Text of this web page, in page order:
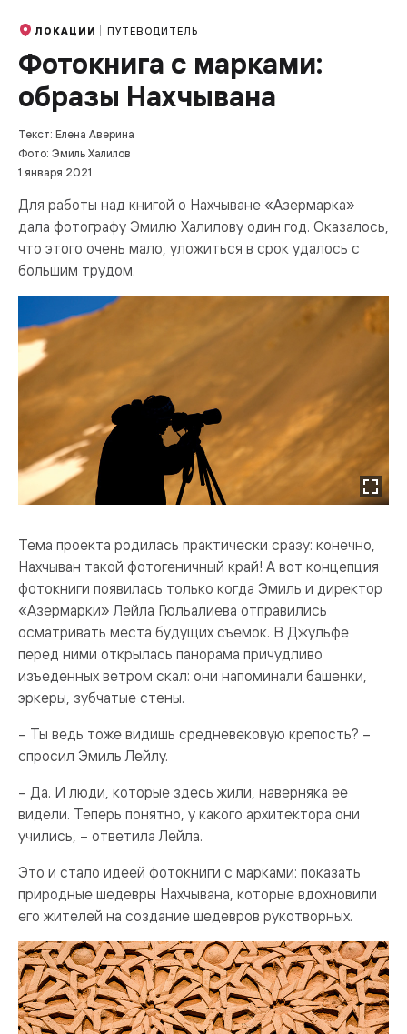
ЛОКАЦИИ ПУТЕВОДИТЕЛЬ
Фотокнига с марками:
образы Нахчывана
Текст: Елена Аверина
Фото: Эмиль Халилов
1 января 2021
Для работы над книгой о Нахчыване «Азермарка»
дала фотографу Эмилю Халилову один год. Оказалось,
что этого очень мало, уложиться в срок удалось с
большим трудом.
Тема проекта родилась практически сразу: конечно,
Нахчыван такой фотогеничный край! А вот концепция
фотокниги появилась только когда Эмиль и директор
«Азермарки» Лейла Гюльалиева отправились
осматривать места будущих съемок. В Джульфе
перед ними открылась панорама причудливо
изъеденных ветром скал: они напоминали башенки,
эркеры, зубчатые стены.
– Ты ведь тоже видишь средневековую крепость? –
спросил Эмиль Лейлу.
– Да. И люди, которые здесь жили, наверняка ее
видели. Теперь понятно, у какого архитектора они
учились, – ответила Лейла.
Это и стало идеей фотокниги с марками: показать
природные шедевры Нахчывана, которые вдохновили
его жителей на создание шедевров рукотворных.